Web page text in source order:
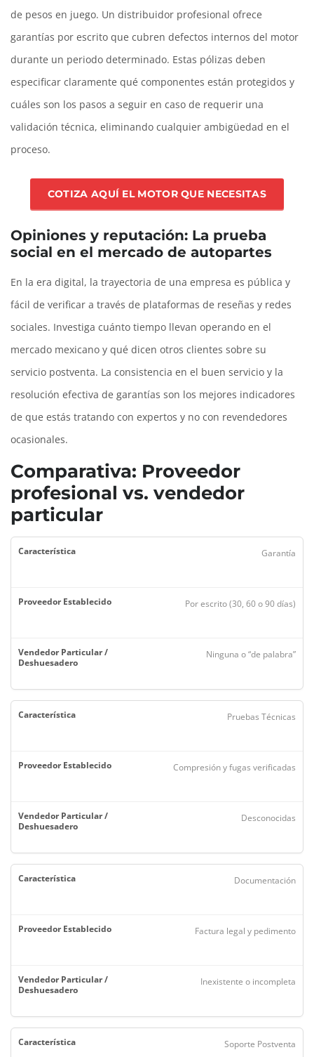
de pesos en juego. Un distribuidor profesional ofrece
garantías por escrito que cubren defectos internos del motor
durante un periodo determinado. Estas pólizas deben
especificar claramente qué componentes están protegidos y
cuáles son los pasos a seguir en caso de requerir una
validación técnica, eliminando cualquier ambigüedad en el
proceso.
COTIZA AQUÍ EL MOTOR QUE NECESITAS
Opiniones y reputación: La prueba
social en el mercado de autopartes
En la era digital, la trayectoria de una empresa es pública y
fácil de verificar a través de plataformas de reseñas y redes
sociales. Investiga cuánto tiempo llevan operando en el
mercado mexicano y qué dicen otros clientes sobre su
servicio postventa. La consistencia en el buen servicio y la
resolución efectiva de garantías son los mejores indicadores
de que estás tratando con expertos y no con revendedores
ocasionales.
Comparativa: Proveedor
profesional vs. vendedor
particular
Garantía
Por escrito (30, 60 o 90 días)
Ninguna o “de palabra”
Pruebas Técnicas
Compresión y fugas verificadas
Desconocidas
Documentación
Factura legal y pedimento
Inexistente o incompleta
Soporte Postventa